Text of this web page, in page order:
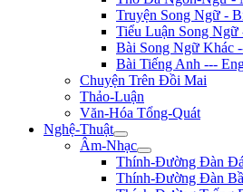
Truyện Song Ngữ -
Tiểu Luận Song Ngữ
Bài Song Ngữ Khác
Bài Tiếng Anh ---
Chuyện Trên Đồi Mai
Thảo-Luận
Văn-Hóa Tổng-Quát
Nghệ-Thuật
Âm-Nhạc
Thính-Đường Đàn
Thính-Đường Đàn